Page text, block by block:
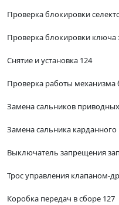
Проверка блокировки
Проверка блокировки ключа
Снятие и установка 124
Проверка работы механизма
Замена сальников
Замена сальника карданного
Выключатель запрещения
Трос управления клапаном-
Коробка передач в сборе 127